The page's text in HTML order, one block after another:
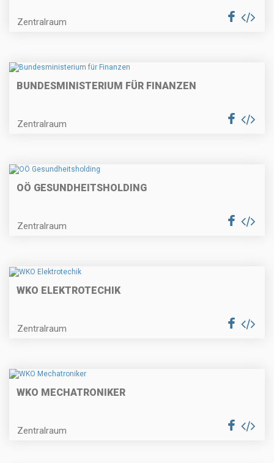
Zentralraum
BUNDESMINISTERIUM FÜR FINANZEN
Zentralraum
OÖ GESUNDHEITSHOLDING
Zentralraum
WKO ELEKTROTECHIK
Zentralraum
WKO MECHATRONIKER
Zentralraum